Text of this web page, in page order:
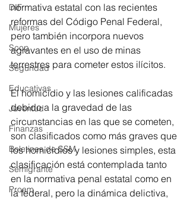
DIF
Mujeres
Scop
Seguridad
Educativas
Juventud
Finanzas
Boletines de SSM
Semigrante
Proam
normativa estatal con las recientes
reformas del Código Penal Federal,
pero también incorpora nuevos
agravantes en el uso de minas
terrestres para cometer estos ilícitos.
El homicidio y las lesiones calificadas
debido a la gravedad de las
circunstancias en las que se cometen,
son clasificados como más graves que
los homicidios y lesiones simples, esta
clasificación está contemplada tanto
en la normativa penal estatal como en
la federal, pero la dinámica delictiva,